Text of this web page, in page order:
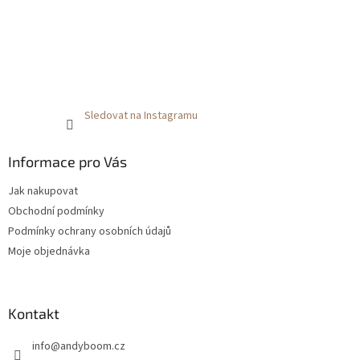
Sledovat na Instagramu
Informace pro Vás
Jak nakupovat
Obchodní podmínky
Podmínky ochrany osobních údajů
Moje objednávka
Kontakt
info@andyboom.cz